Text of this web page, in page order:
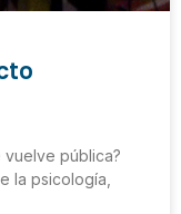
vuelve pública?
la psicología,